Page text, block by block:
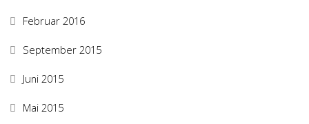
Februar 2016
September 2015
Juni 2015
Mai 2015